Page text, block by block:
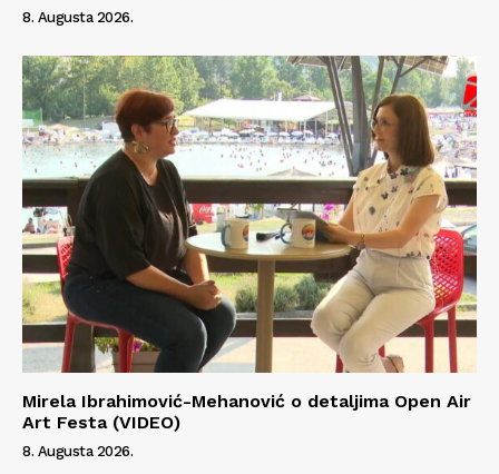
8. Augusta 2026.
Mirela Ibrahimović-Mehanović o detaljima Open Air
Art Festa (VIDEO)
8. Augusta 2026.